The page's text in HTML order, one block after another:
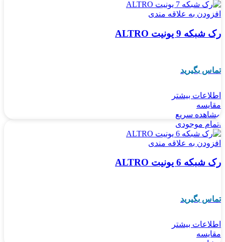
افزودن به علاقه مندی
رک شبکه 9 یونیت ALTRO
تماس بگیرید
اطلاعات بیشتر
مقایسه
مشاهده سریع
اتمام موجودی
افزودن به علاقه مندی
رک شبکه 6 یونیت ALTRO
تماس بگیرید
اطلاعات بیشتر
مقایسه